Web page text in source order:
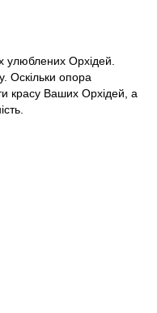
улюблених Орхідей.
Оскільки опора
красу Ваших Орхідей, а